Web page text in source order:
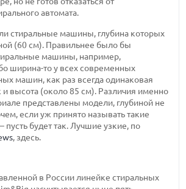
автомата.
стиральные машины, глубина которых
(60 см). Правильнее было бы
машины, например,
ширина-то у всех современных
машин, как раз всегда одинаковая
и высота (около 85 см). Различия именно
представлены модели, глубиной не
если уж принято называть такие
будет так. Лучшие узкие, по
, здесь.
в России линейке стиральных